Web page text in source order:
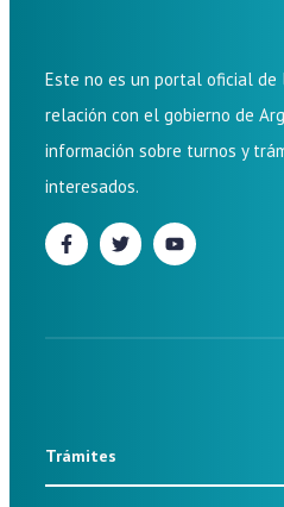
Este no es un portal oficial de
relación con el gobierno de
información sobre turnos y
interesados.
Trámites